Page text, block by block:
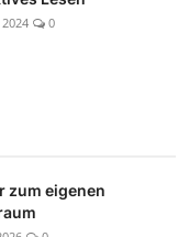
0
zum eigenen